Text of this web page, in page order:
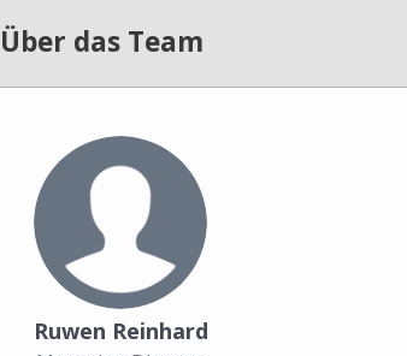
Über das Team
Ruwen Reinhard